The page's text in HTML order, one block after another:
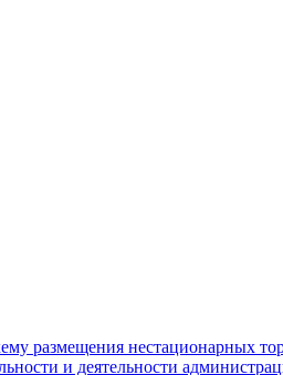
размещения нестационарных
и деятельности